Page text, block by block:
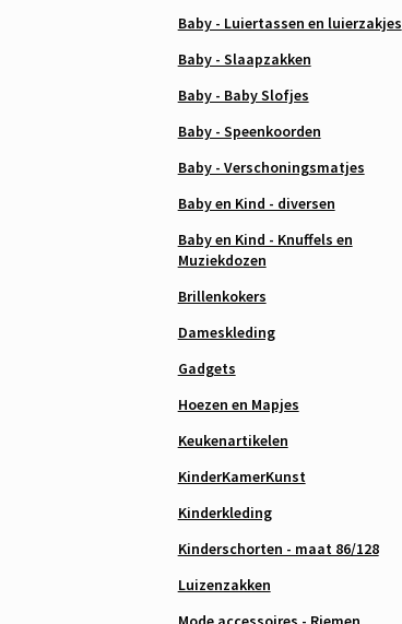
Baby - Luiertassen en luierzakjes
Baby - Slaapzakken
Baby - Baby Slofjes
Baby - Speenkoorden
Baby - Verschoningsmatjes
Baby en Kind - diversen
Baby en Kind - Knuffels en
Muziekdozen
Brillenkokers
Dameskleding
Gadgets
Hoezen en Mapjes
Keukenartikelen
KinderKamerKunst
Kinderkleding
Kinderschorten - maat 86/128
Luizenzakken